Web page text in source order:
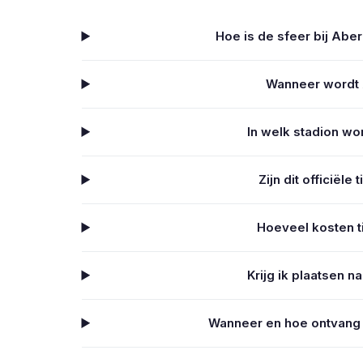
Hoe is de sfeer bij
Wanneer
In welk stadion
Zijn dit officiële
Hoeveel kosten
Krijg ik plaatsen
Wanneer en hoe